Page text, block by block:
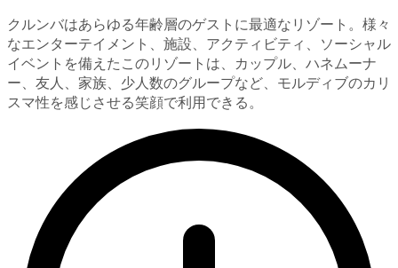
クルンバはあらゆる年齢層のゲストに最適なリゾート。様々
なエンターテイメント、施設、アクティビティ、ソーシャル
イベントを備えたこのリゾートは、カップル、ハネムーナ
ー、友人、家族、少人数のグループなど、モルディブのカリ
スマ性を感じさせる笑顔で利用できる。